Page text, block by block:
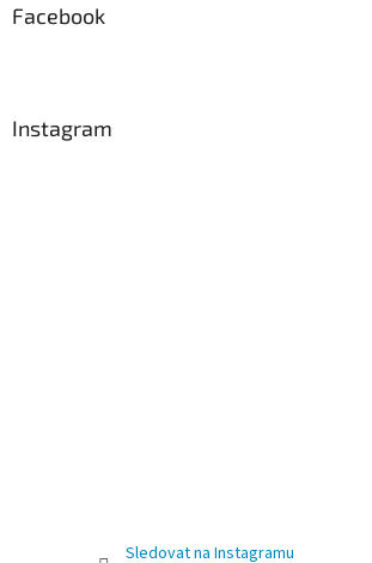
Facebook
Instagram
Sledovat na Instagramu